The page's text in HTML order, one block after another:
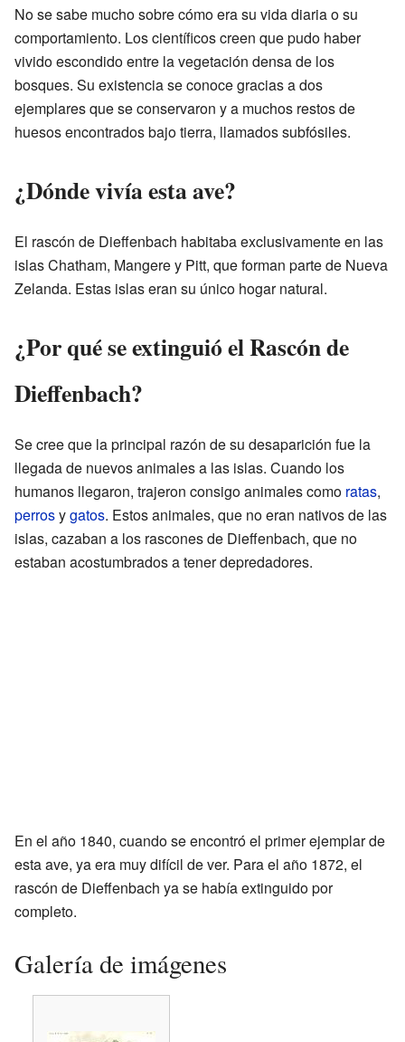
No se sabe mucho sobre cómo era su vida diaria o su
comportamiento. Los científicos creen que pudo haber
vivido escondido entre la vegetación densa de los
bosques. Su existencia se conoce gracias a dos
ejemplares que se conservaron y a muchos restos de
huesos encontrados bajo tierra, llamados subfósiles.
¿Dónde vivía esta ave?
El rascón de Dieffenbach habitaba exclusivamente en las
islas Chatham, Mangere y Pitt, que forman parte de Nueva
Zelanda. Estas islas eran su único hogar natural.
¿Por qué se extinguió el Rascón de
Dieffenbach?
Se cree que la principal razón de su desaparición fue la
llegada de nuevos animales a las islas. Cuando los
humanos llegaron, trajeron consigo animales como ratas,
perrosygatos. Estos animales, que no eran nativos de las
islas, cazaban a los rascones de Dieffenbach, que no
estaban acostumbrados a tener depredadores.
En el año 1840, cuando se encontró el primer ejemplar de
esta ave, ya era muy difícil de ver. Para el año 1872, el
rascón de Dieffenbach ya se había extinguido por
completo.
Galería de imágenes